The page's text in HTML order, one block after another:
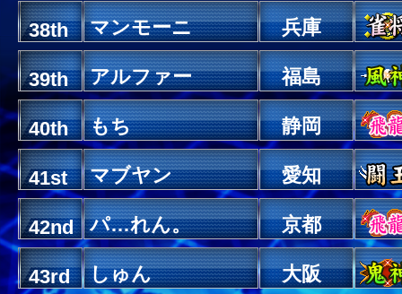
38th マンモーニ 兵庫
39th アルファー 福島
40th もち 静岡
41st マブヤン 愛知
42nd パ…れん。 京都
43rd しゅん 大阪